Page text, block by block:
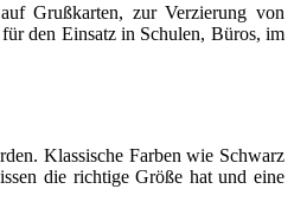
Grußkarten, zur Verzierung von
den Einsatz in Schulen, Büros, im
Klassische Farben wie Schwarz
die richtige Größe hat und eine